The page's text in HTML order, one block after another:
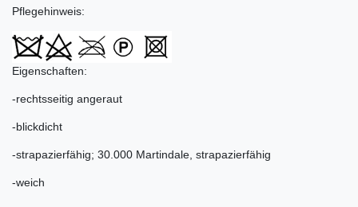
Pflegehinweis:
Eigenschaften:
-rechtsseitig angeraut
-blickdicht
-strapazierfähig; 30.000 Martindale, strapazierfähig
-weich